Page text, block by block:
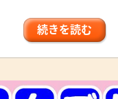
続きを読む